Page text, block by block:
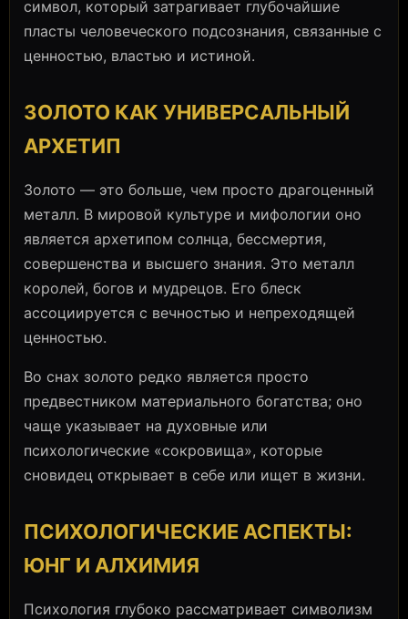
символ, который затрагивает глубочайшие
пласты человеческого подсознания, связанные с
ценностью, властью и истиной.
ЗОЛОТО КАК УНИВЕРСАЛЬНЫЙ
АРХЕТИП
Золото — это больше, чем просто драгоценный
металл. В мировой культуре и мифологии оно
является архетипом солнца, бессмертия,
совершенства и высшего знания. Это металл
королей, богов и мудрецов. Его блеск
ассоциируется с вечностью и непреходящей
ценностью.
Во снах золото редко является просто
предвестником материального богатства; оно
чаще указывает на духовные или
психологические «сокровища», которые
сновидец открывает в себе или ищет в жизни.
ПСИХОЛОГИЧЕСКИЕ АСПЕКТЫ:
ЮНГ И АЛХИМИЯ
Психология глубоко рассматривает символизм